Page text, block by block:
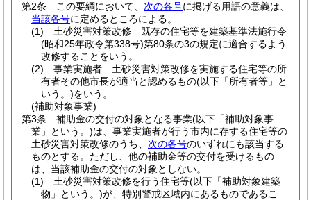
第2条
この要綱において、 次の各号に掲げる用語の意義は、
当該各号に定めるところによる。
(1)
土砂災害対策改修 既存の住宅等を建築基準法施行令
(昭和25年政令第338号)第80条の3の規定に適合するよう
改修することをいう。
(2)
事業実施者 土砂災害対策改修を実施する住宅等の所
有者その他市長が適当と認めるもの(以下「所有者等」と
いう。)をいう。
(補助対象事業)
第3条
補助金の交付の対象となる事業(以下「補助対象事
業」という。)は、事業実施者が行う市内に存する住宅等の
土砂災害対策改修のうち、 次の各号のいずれにも該当する
ものとする。 ただし、他の補助金等の交付を受けるもの
は、当該補助金の交付の対象としない。
(1)
土砂災害対策改修を行う住宅等(以下「補助対象建築
物」という。)が、特別警戒区域内にあるものであるこ